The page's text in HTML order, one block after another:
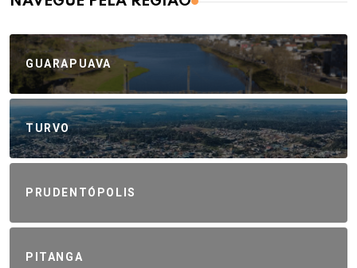
GUARAPUAVA
TURVO
PRUDENTÓPOLIS
PITANGA